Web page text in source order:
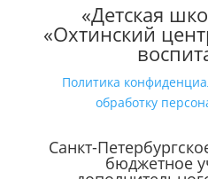
«Детская
«Охтинский
Политика
обработку
Санкт-
бюджетное